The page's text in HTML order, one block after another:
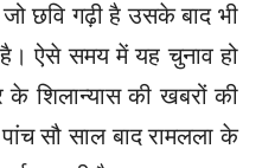
जो छवि गढ़ी है उसके बाद भी
है। ऐसे समय में यह चुनाव हो
के शिलान्यास की खबरों की
सौ साल बाद रामलला के